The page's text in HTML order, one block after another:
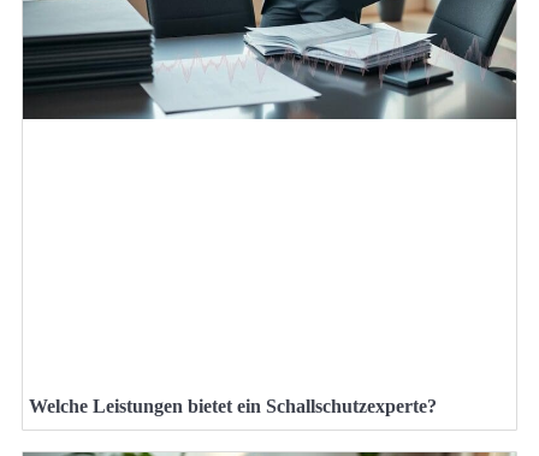
Welche Leistungen bietet ein Schallschutzexperte?